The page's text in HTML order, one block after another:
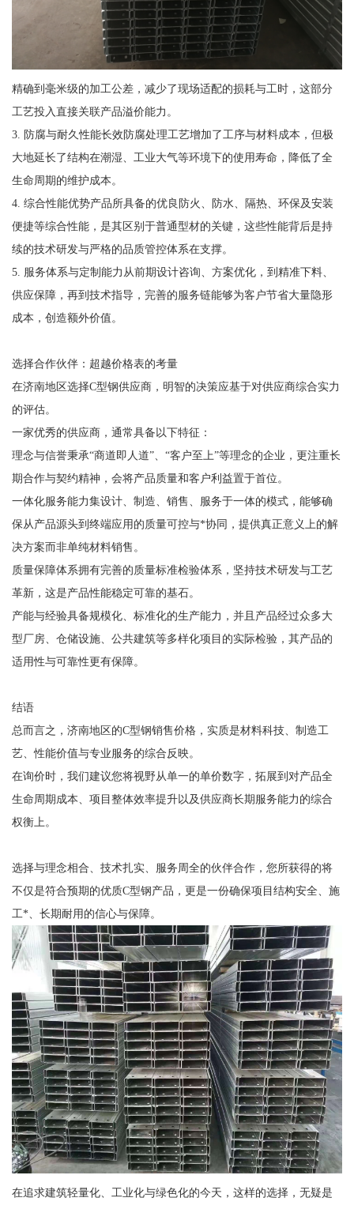
精确到毫米级的加工公差，减少了现场适配的损耗与工时，这部分
工艺投入直接关联产品溢价能力。
3. 防腐与耐久性能长效防腐处理工艺增加了工序与材料成本，但极
大地延长了结构在潮湿、工业大气等环境下的使用寿命，降低了全
生命周期的维护成本。
4. 综合性能优势产品所具备的优良防火、防水、隔热、环保及安装
便捷等综合性能，是其区别于普通型材的关键，这些性能背后是持
续的技术研发与严格的品质管控体系在支撑。
5. 服务体系与定制能力从前期设计咨询、方案优化，到精准下料、
供应保障，再到技术指导，完善的服务链能够为客户节省大量隐形
成本，创造额外价值。
选择合作伙伴：超越价格表的考量
在济南地区选择C型钢供应商，明智的决策应基于对供应商综合实力
的评估。
一家优秀的供应商，通常具备以下特征：
理念与信誉秉承“商道即人道”、“客户至上”等理念的企业，更注重长
期合作与契约精神，会将产品质量和客户利益置于首位。
一体化服务能力集设计、制造、销售、服务于一体的模式，能够确
保从产品源头到终端应用的质量可控与*协同，提供真正意义上的解
决方案而非单纯材料销售。
质量保障体系拥有完善的质量标准检验体系，坚持技术研发与工艺
革新，这是产品性能稳定可靠的基石。
产能与经验具备规模化、标准化的生产能力，并且产品经过众多大
型厂房、仓储设施、公共建筑等多样化项目的实际检验，其产品的
适用性与可靠性更有保障。
结语
总而言之，济南地区的C型钢销售价格，实质是材料科技、制造工
艺、性能价值与专业服务的综合反映。
在询价时，我们建议您将视野从单一的单价数字，拓展到对产品全
生命周期成本、项目整体效率提升以及供应商长期服务能力的综合
权衡上。
选择与理念相合、技术扎实、服务周全的伙伴合作，您所获得的将
不仅是符合预期的优质C型钢产品，更是一份确保项目结构安全、施
工*、长期耐用的信心与保障。
在追求建筑轻量化、工业化与绿色化的今天，这样的选择，无疑是